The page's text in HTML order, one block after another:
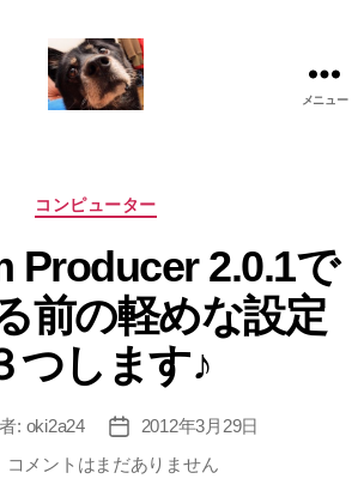
メニュー
カ
ゴ
リ
ー
コンピューター
Producer 2.0.1で
前の軽めな設定
つします♪
: oki2a24
投
稿
日
2012年3月29日
Ustream
コメントはまだありません